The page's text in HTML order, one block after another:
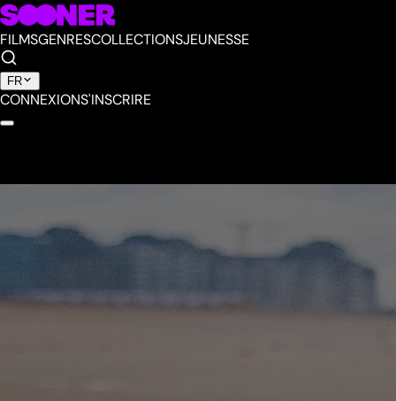
FILMSGENRESCOLLECTIONSJEUNESSE
FR
CONNEXIONS'INSCRIRE